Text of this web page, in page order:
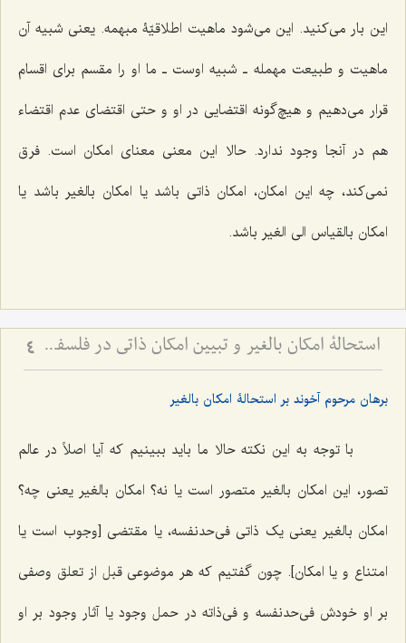
این بار می‌کنید. این می‌شود ماهیت اطلاقیّۀ مبهمه. یعنی شبیه آن
ماهیت و طبیعت مهمله‌ ـ شبیه اوست‌ ـ ما او را مقسم برای اقسام
قرار می‌دهیم و هیچ‌گونه اقتضایی در او و حتی اقتضای عدم اقتضاء
هم در آنجا وجود ندارد. حالا این معنی معنای امکان است. فرق
نمی‌کند، چه این امکان، امکان ذاتی باشد یا امکان بالغیر باشد یا
امکان بالقیاس الی الغیر باشد.
استحالۀ امکان بالغیر و تبیین امکان ذاتی در فلسفه اسلامی - بررسی نسبت امکان، وجوب و امتناع از دیدگاه آخوند 4
برهان مرحوم آخوند بر استحالۀ امکان بالغیر
با توجه به این نکته حالا ما باید ببینیم که آیا اصلاً در عالم
تصور، این امکان بالغیر متصور است یا نه؟ امکان بالغیر یعنی چه؟
امکان بالغیر یعنی یک ذاتی فی‌حدنفسه، یا مقتضی [وجوب است یا
امتناع و یا امکان]. چون گفتیم که هر موضوعی قبل از تعلق وصفی
بر او خودش فی‌حدنفسه و فی‌ذاته در حمل وجود یا آثار وجود بر او